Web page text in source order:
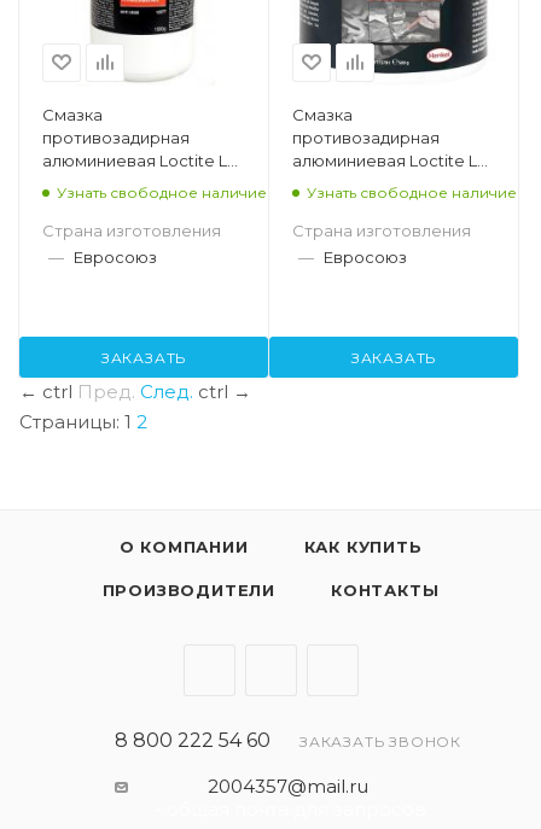
Смазка
противозадирная
алюминиевая Loctite LB
8150, банка 1 кг
Узнать свободное наличие
Страна изготовления
— Евросоюз
ЗАКАЗАТЬ
Смазка
противозадирная
алюминиевая Loctite LB
8150, банка 500 гр
Узнать свободное наличие
Страна изготовления
— Евросоюз
ЗАКАЗАТЬ
← ctrl Пред. След. ctrl →
Страницы: 1 2
О КОМПАНИИ КАК КУПИТЬ
ПРОИЗВОДИТЕЛИ КОНТАКТЫ
8 800 222 54 60 ЗАКАЗАТЬ ЗВОНОК
2004357@mail.ru